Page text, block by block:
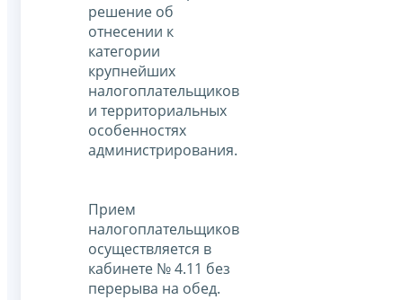
решение об
отнесении к
категории
крупнейших
налогоплательщиков
и территориальных
особенностях
администрирования.
Прием
налогоплательщиков
осуществляется в
кабинете № 4.11 без
перерыва на обед.